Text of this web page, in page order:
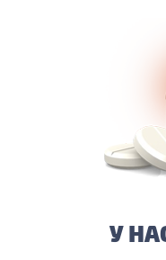
У